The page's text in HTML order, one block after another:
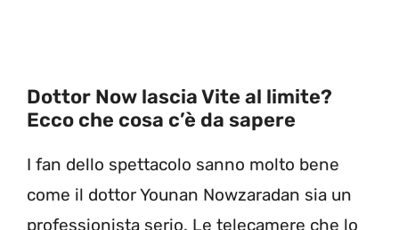
Dottor Now lascia Vite al limite?
Ecco che cosa c’è da sapere
I fan dello spettacolo sanno molto bene
come il dottor Younan Nowzaradan sia un
professionista serio. Le telecamere che lo